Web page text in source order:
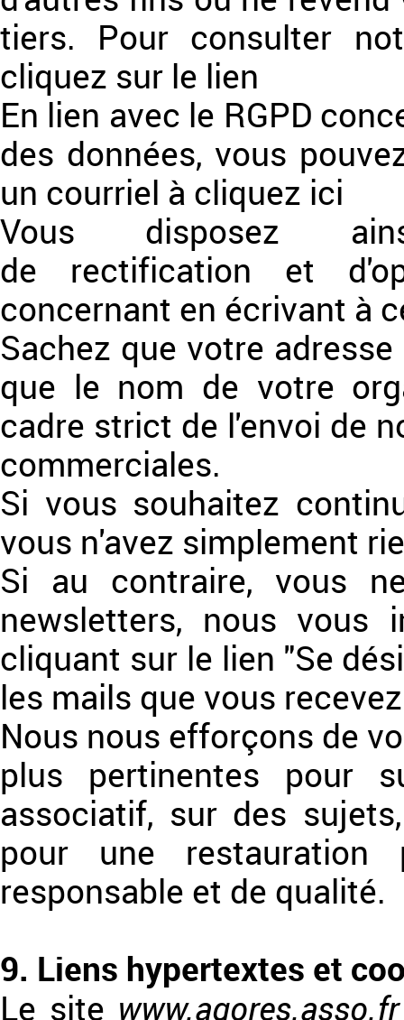
tiers. Pour consulter
cliquez sur le lien
En lien avec le RGPD
des données, vous
un courriel à cliquez ici
Vous disposez
de rectification et
concernant en écrivant à
Sachez que votre
que le nom de votre
cadre strict de l'envoi de
commerciales.
Si vous souhaitez
vous n'avez simplement
Si au contraire, vous
newsletters, nous vous
cliquant sur le lien "Se
les mails que vous
Nous nous efforçons de
plus pertinentes pour
associatif, sur des
pour une restauration
responsable et de qualité.
9. Liens hypertextes et
Le site www.agores.asso.fr